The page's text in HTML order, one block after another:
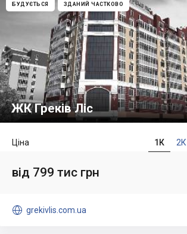
БУДУЄТЬСЯ ЗДАНИЙ ЧАСТКОВО
ЖК Греків Ліс
1К 2К
Ціна
від 799 тис грн
 grekivlis.com.ua